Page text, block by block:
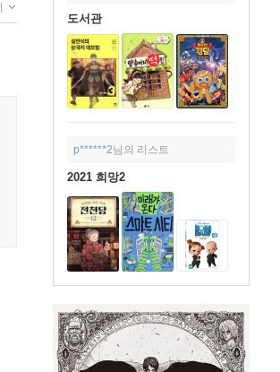
도서관
p******2님의 리스트
2021 희망2